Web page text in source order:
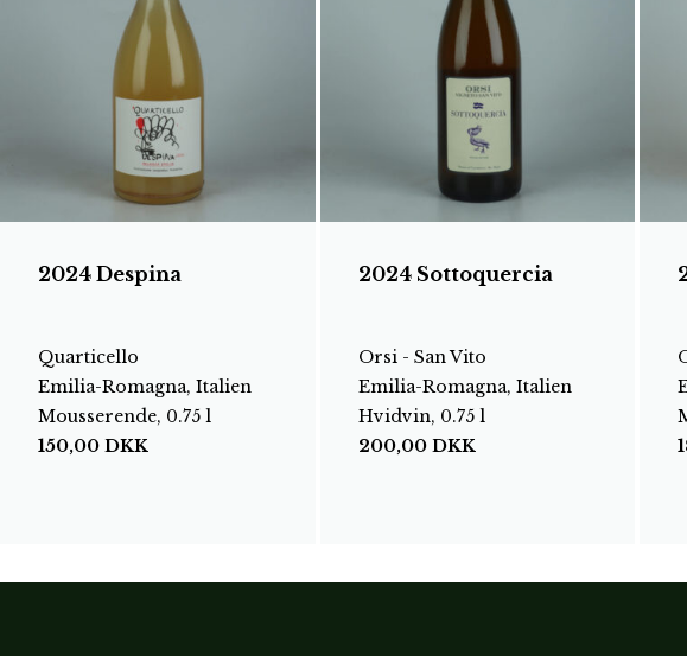
2024 Despina
Quarticello
Emilia-Romagna, Italien
Mousserende, 0.75 l
150,00 DKK
2024 Sottoquercia
Orsi - San Vito
Emilia-Romagna, Italien
Hvidvin, 0.75 l
200,00 DKK